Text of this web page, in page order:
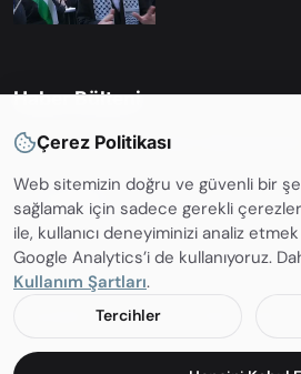
Haber Bülteni
En son haberleri ve
Copyright 2002 - 2026 Tekbul Haber
❓ Sıkça Sorulan Sorular ℹ️
Çerez Politikası
Web sitemizin doğru ve güvenli bir
sağlamak için sadece gerekli çerezleri
ile, kullanıcı deneyiminizi analiz
Google Analytics’i de kullanıyoruz.
Kullanım Şartları.
Tercihler